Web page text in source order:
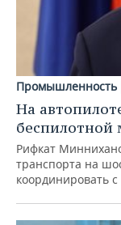
Промышленность
На
беспилотной
Рифкат
транспорта на
координировать